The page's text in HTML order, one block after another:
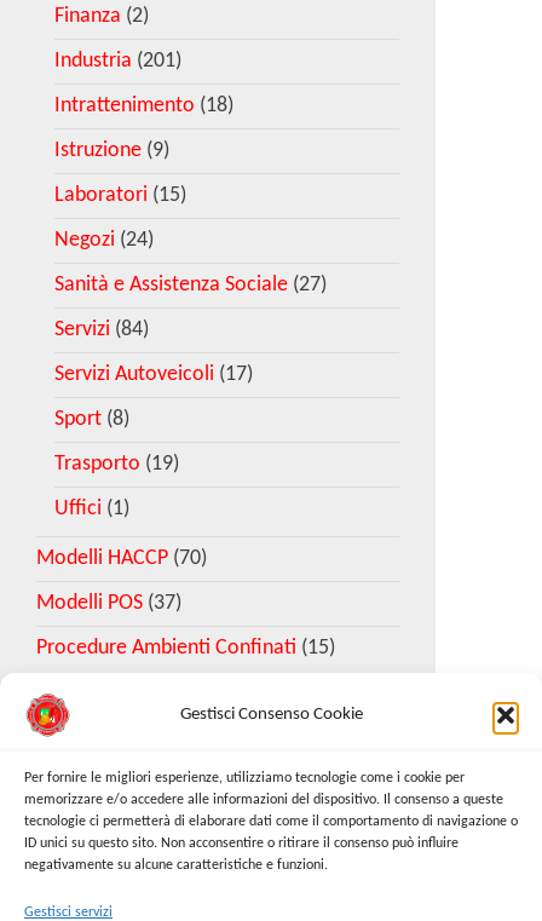
Gestisci Consenso Cookie
Per fornire le migliori esperienze, utilizziamo tecnologie come i cookie per
memorizzare e/o accedere alle informazioni del dispositivo. Il consenso a queste
tecnologie ci permetterà di elaborare dati come il comportamento di navigazione o
ID unici su questo sito. Non acconsentire o ritirare il consenso può influire
negativamente su alcune caratteristiche e funzioni.
Gestisci servizi
Finanza (2)
Industria (201)
Intrattenimento (18)
Istruzione (9)
Laboratori (15)
Negozi (24)
Sanità e Assistenza Sociale (27)
Servizi (84)
Servizi Autoveicoli (17)
Sport (8)
Trasporto (19)
Uffici (1)
Modelli HACCP (70)
Modelli POS (37)
Procedure Ambienti Confinati (15)
Richiedi Modello